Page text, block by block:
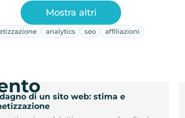
analytics seo affiliazioni
di un sito web: stima e
Mostra altri